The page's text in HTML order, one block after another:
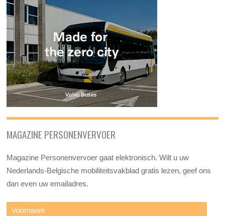
MAGAZINE PERSONENVERVOER
Magazine Personenvervoer gaat elektronisch. Wilt u uw
Nederlands-Belgische mobiliteitsvakblad gratis lezen, geef ons
dan even uw emailadres.